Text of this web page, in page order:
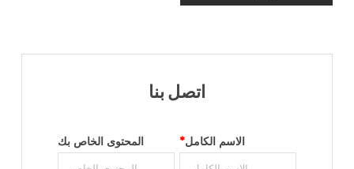
اتصل بنا
*الاسم الكامل المحتوى الخاص بك